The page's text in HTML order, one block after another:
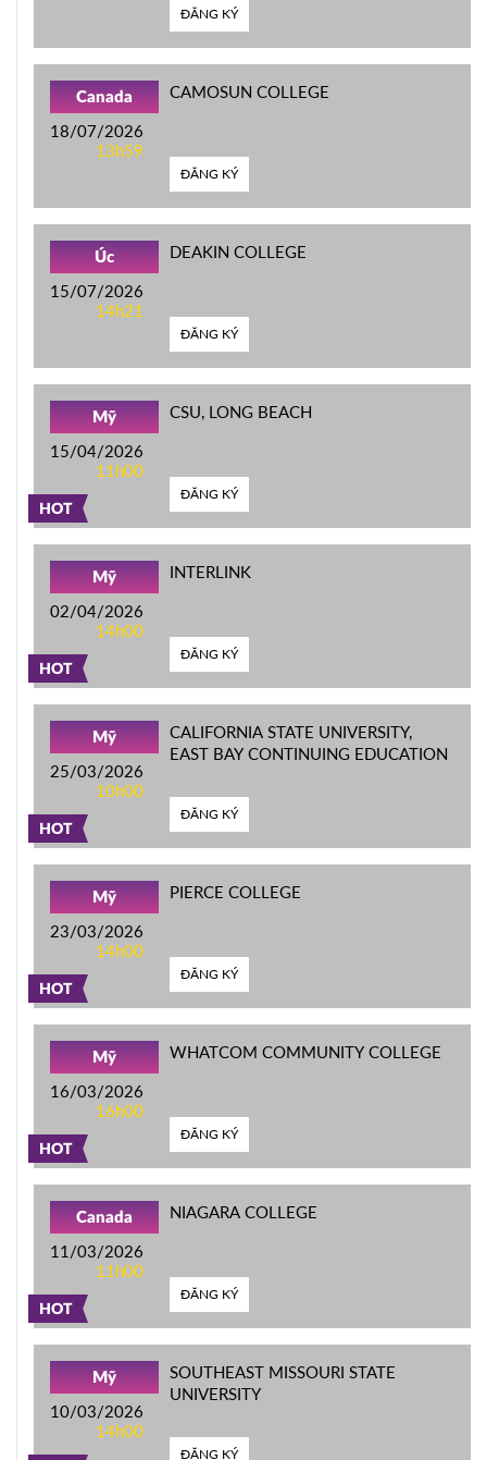
ĐĂNG KÝ
Canada
18/07/2026
13h59
CAMOSUN COLLEGE
ĐĂNG KÝ
Úc
15/07/2026
14h21
DEAKIN COLLEGE
ĐĂNG KÝ
HOT
Mỹ
15/04/2026
11h00
CSU, LONG BEACH
ĐĂNG KÝ
HOT
Mỹ
02/04/2026
14h00
INTERLINK
ĐĂNG KÝ
HOT
Mỹ
25/03/2026
10h00
CALIFORNIA STATE UNIVERSITY,
EAST BAY CONTINUING EDUCATION
ĐĂNG KÝ
HOT
Mỹ
23/03/2026
14h00
PIERCE COLLEGE
ĐĂNG KÝ
HOT
Mỹ
16/03/2026
16h00
WHATCOM COMMUNITY COLLEGE
ĐĂNG KÝ
HOT
Canada
11/03/2026
11h00
NIAGARA COLLEGE
ĐĂNG KÝ
Mỹ
10/03/2026
14h00
SOUTHEAST MISSOURI STATE
UNIVERSITY
ĐĂNG KÝ